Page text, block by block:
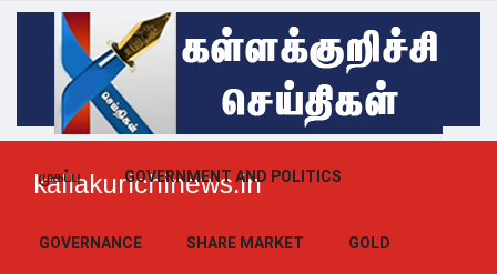
kallakurichinews.in
முகப்பு GOVERNMENT AND POLITICS
GOVERNANCE SHARE MARKET GOLD